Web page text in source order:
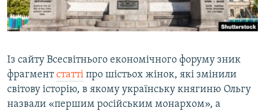
СВІДЧЕННЯ ОКУПАЦІЇ
УКРАЇНСЬКА ПРОБЛЕМА КРИМУ
Qırımtatar
Усі сайти RFE/RL
Із сайту Всесвітнього економічного форуму зник
фрагментстатті про шістьох жінок, які змінили
світову історію, в якому українську княгиню Ольгу
назвали «першим російським монархом», а